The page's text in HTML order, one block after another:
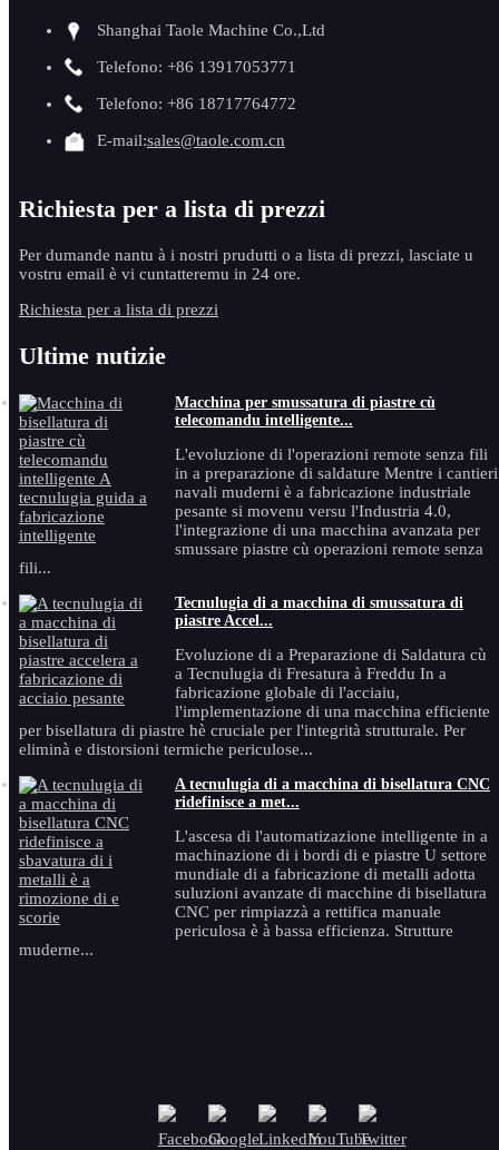
Shanghai Taole Machine Co.,Ltd
Telefono: +86 13917053771
Telefono: +86 18717764772
E-mail:sales@taole.com.cn
Richiesta per a lista di prezzi
Per dumande nantu à i nostri prudutti o a lista di prezzi, lasciate u
vostru email è vi cuntatteremu in 24 ore.
Richiesta per a lista di prezzi
Ultime nutizie
Macchina per smussatura di piastre cù
telecomandu intelligente...
L'evoluzione di l'operazioni remote senza fili
in a preparazione di saldature Mentre i cantieri
navali muderni è a fabricazione industriale
pesante si movenu versu l'Industria 4.0,
l'integrazione di una macchina avanzata per
smussare piastre cù operazioni remote senza
fili...
Tecnulugia di a macchina di smussatura di
piastre Accel...
Evoluzione di a Preparazione di Saldatura cù
a Tecnulugia di Fresatura à Freddu In a
fabricazione globale di l'acciaiu,
l'implementazione di una macchina efficiente
per bisellatura di piastre hè cruciale per l'integrità strutturale. Per
eliminà e distorsioni termiche periculose...
A tecnulugia di a macchina di bisellatura CNC
ridefinisce a met...
L'ascesa di l'automatizazione intelligente in a
machinazione di i bordi di e piastre U settore
mundiale di a fabricazione di metalli adotta
suluzioni avanzate di macchine di bisellatura
CNC per rimpiazzà a rettifica manuale
periculosa è à bassa efficienza. Strutture
muderne...